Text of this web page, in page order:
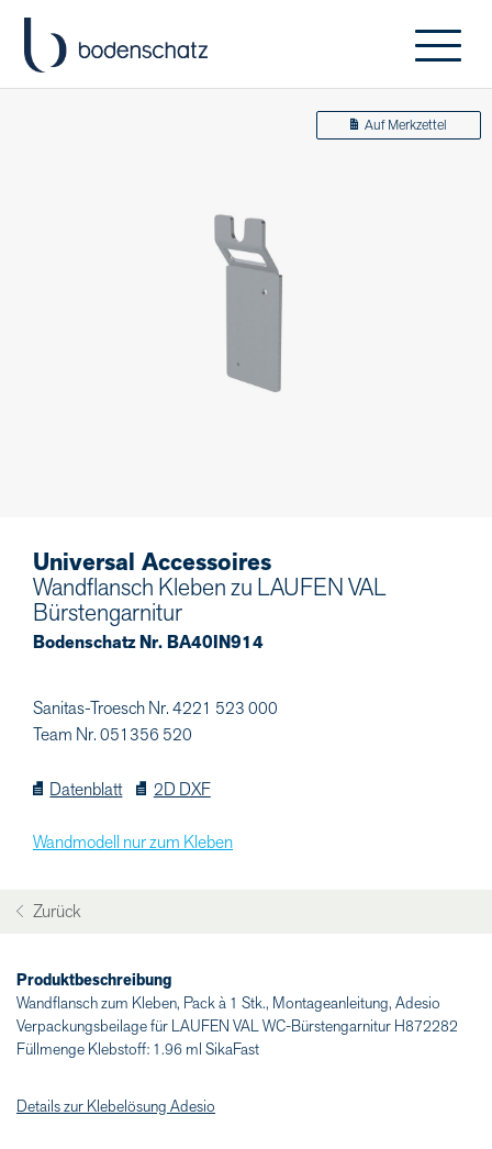
Auf Merkzettel
Universal Accessoires
Wandflansch Kleben zu LAUFEN VAL
Bürstengarnitur
Bodenschatz Nr. BA40IN914
Sanitas-Troesch Nr. 4221 523 000
Team Nr. 051356 520
Datenblatt 2D DXF
Wandmodell nur zum Kleben
Zurück
Produktbeschreibung
Wandflansch zum Kleben, Pack à 1 Stk., Montageanleitung, Adesio
Verpackungsbeilage für LAUFEN VAL WC-Bürstengarnitur H872282
Füllmenge Klebstoff: 1.96 ml SikaFast
Details zur Klebelösung Adesio